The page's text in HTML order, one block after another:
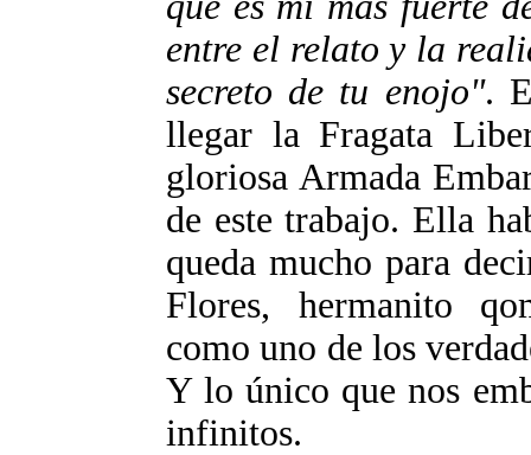
entre el relato y la
secreto de tu enojo".
llegar la Fragata
gloriosa Armada
de este trabajo. Ella
queda mucho para
Flores, hermanito
como uno de los
Y lo único que nos
infinitos.